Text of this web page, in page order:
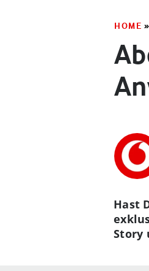
HOME »
Hast
Story